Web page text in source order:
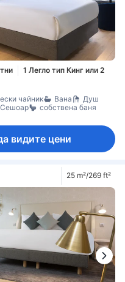
1 Легло тип Кинг или 2
чайник Вана
Душ
Сешоар
собствена баня
видите цени
25 m²/269 ft²